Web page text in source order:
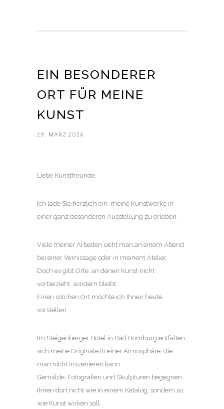
EIN BESONDERER
ORT FÜR MEINE
KUNST
29. MÄRZ 2026
Liebe Kunstfreunde,
Ich lade Sie herzlich ein, meine Kunstwerke in
einer ganz besonderen Ausstellung zu erleben.
Viele meiner Arbeiten sieht man an einem Abend
bei einer Vernissage oder in meinem Atelier.
Doch es gibt Orte, an denen Kunst nicht
vorbeizieht, sondern bleibt.
Einen solchen Ort möchte ich Ihnen heute
vorstellen.
Im Steigenberger Hotel in Bad Homburg entfalten
sich meine Originale in einer Atmosphäre, die
man nicht inszenieren kann.
Gemälde, Fotografien und Skulpturen begegnen
Ihnen dort nicht wie in einem Katalog, sondern so,
wie Kunst wirken soll.